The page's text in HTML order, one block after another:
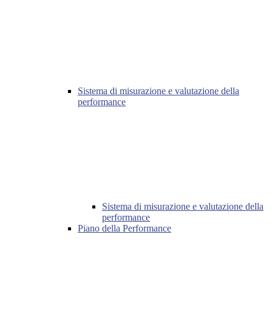
Sistema di misurazione e valutazione della
performance
Sistema di misurazione e valutazione della
performance
Piano della Performance